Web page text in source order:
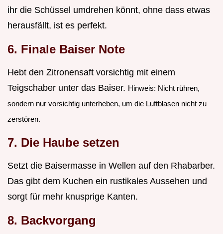
ihr die Schüssel umdrehen könnt, ohne dass etwas
herausfällt, ist es perfekt.
6. Finale Baiser Note
Hebt den Zitronensaft vorsichtig mit einem
Teigschaber unter das Baiser. Hinweis: Nicht rühren,
sondern nur vorsichtig unterheben, um die Luftblasen nicht zu
zerstören.
7. Die Haube setzen
Setzt die Baisermasse in Wellen auf den Rhabarber.
Das gibt dem Kuchen ein rustikales Aussehen und
sorgt für mehr knusprige Kanten.
8. Backvorgang